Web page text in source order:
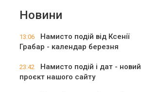
Новини
13:06
Намисто подій від Ксенії
Грабар - календар березня
23:42
Намисто подій і дат - новий
проєкт нашого сайту